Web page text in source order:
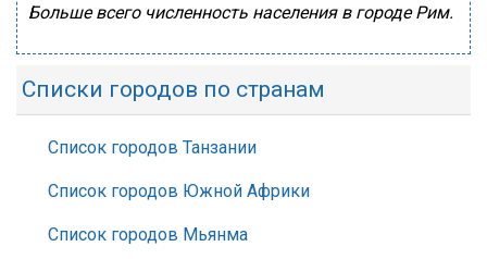
Больше всего численность населения в городе Рим.
Списки городов по странам
Список городов Танзании
Список городов Южной Африки
Список городов Мьянма